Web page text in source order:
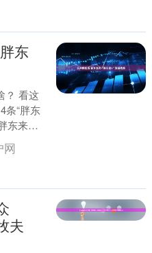
东
？ 看这
条“胖东
东来逛
； 入太
网
夫